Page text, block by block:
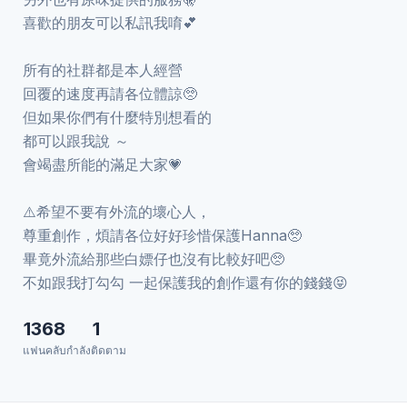
喜歡的朋友可以私訊我唷💕
所有的社群都是本人經營
回覆的速度再請各位體諒🥺
但如果你們有什麼特別想看的
都可以跟我說 ～
會竭盡所能的滿足大家💗
⚠️希望不要有外流的壞心人，
尊重創作，煩請各位好好珍惜保護Hanna🥺
畢竟外流給那些白嫖仔也沒有比較好吧🥺
不如跟我打勾勾 一起保護我的創作還有你的錢錢😝
1368
แฟนคลับ
1
กำลังติดตาม